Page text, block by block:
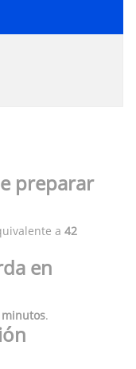
preparar
a 42
en
minutos.